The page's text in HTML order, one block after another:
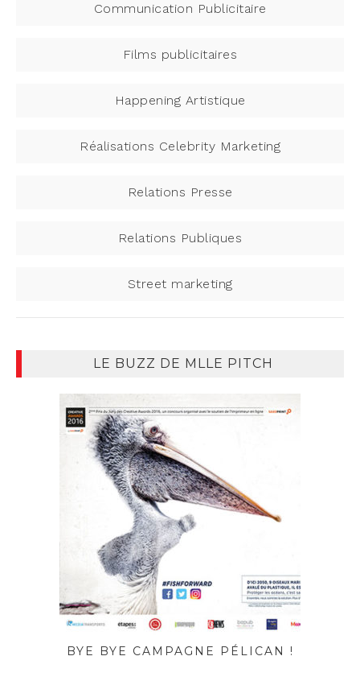
Communication Publicitaire
Films publicitaires
Happening Artistique
Réalisations Celebrity Marketing
Relations Presse
Relations Publiques
Street marketing
LE BUZZ DE MLLE PITCH
BYE BYE CAMPAGNE PÉLICAN !